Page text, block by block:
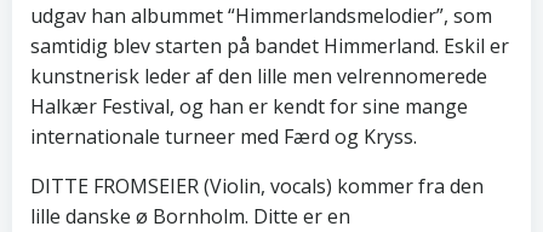
udgav han albummet “Himmerlandsmelodier”, som
samtidig blev starten på bandet Himmerland. Eskil er
kunstnerisk leder af den lille men velrennomerede
Halkær Festival, og han er kendt for sine mange
internationale turneer med Færd og Kryss.
DITTE FROMSEIER (Violin, vocals) kommer fra den
lille danske ø Bornholm. Ditte er en